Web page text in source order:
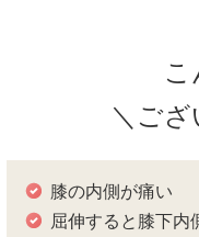
こ
＼ご
膝の内側が痛い
屈伸すると膝下内